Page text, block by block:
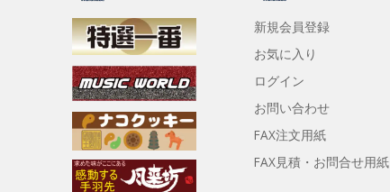
新規会員登録
お気に入り
ログイン
お問い合わせ
FAX注文用紙
FAX見積・お問合せ用紙